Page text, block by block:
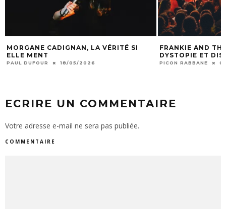
MORGANE CADIGNAN, LA VÉRITÉ SI
ELLE MENT
PAUL DUFOUR 18/05/2026
FRANKIE AND
DYSTOPIE ET
PICON RABBANE
ECRIRE UN COMMENTAIRE
Votre adresse e-mail ne sera pas publiée.
COMMENTAIRE